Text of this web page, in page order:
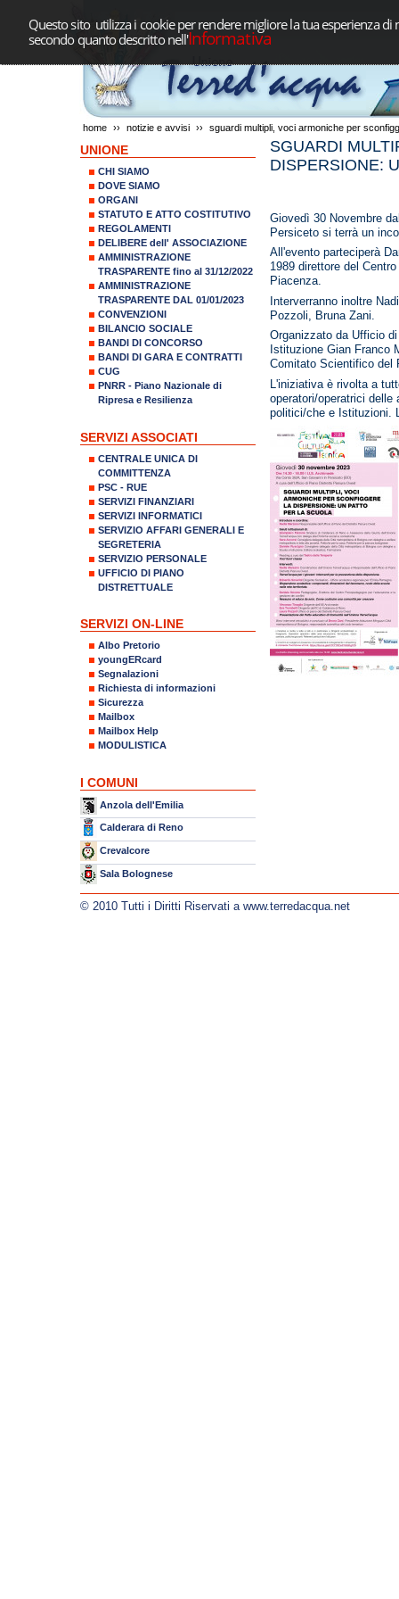
Questo sito utilizza i cookie per rendere migliore la tua esperienza
secondo quanto descritto nell'Informativa
home ›› notizie e avvisi ›› sguardi multipli, voci armoniche per
UNIONE
CHI SIAMO
DOVE SIAMO
ORGANI
STATUTO E ATTO COSTITUTIVO
REGOLAMENTI
DELIBERE dell' ASSOCIAZIONE
AMMINISTRAZIONE
TRASPARENTE fino al 31/12/2022
AMMINISTRAZIONE
TRASPARENTE DAL 01/01/2023
CONVENZIONI
BILANCIO SOCIALE
BANDI DI CONCORSO
BANDI DI GARA E CONTRATTI
CUG
PNRR - Piano Nazionale di
Ripresa e Resilienza
SERVIZI ASSOCIATI
CENTRALE UNICA DI
COMMITTENZA
PSC - RUE
SERVIZI FINANZIARI
SERVIZI INFORMATICI
SERVIZIO AFFARI GENERALI E
SEGRETERIA
SERVIZIO PERSONALE
UFFICIO DI PIANO
DISTRETTUALE
SERVIZI ON-LINE
Albo Pretorio
youngERcard
Segnalazioni
Richiesta di informazioni
Sicurezza
Mailbox
Mailbox Help
MODULISTICA
I COMUNI
Anzola dell'Emilia
Calderara di Reno
Crevalcore
Sala Bolognese
SGUARDI
DISPERSIONE:
Giovedì 30 Novembre
Persiceto si terrà un
All'evento parteciperà
1989 direttore del
Piacenza.
Interverranno inoltre
Pozzoli, Bruna Zani.
Organizzato da Ufficio
Istituzione Gian Franco
Comitato Scientifico del
L'iniziativa è rivolta a
operatori/operatrici
politici/che e Istituzioni.
© 2010 Tutti i Diritti Riservati a www.terredacqua.net